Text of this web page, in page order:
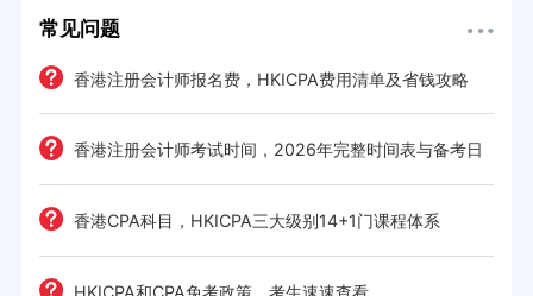
常见问题
香港注册会计师报名费，HKICPA费用清单及省钱攻略
香港注册会计师考试时间，2026年完整时间表与备考日
历 香港CPA科目，HKICPA三大级别14+1门课程体系
HKICPA和CPA免考政策，考生速速查看